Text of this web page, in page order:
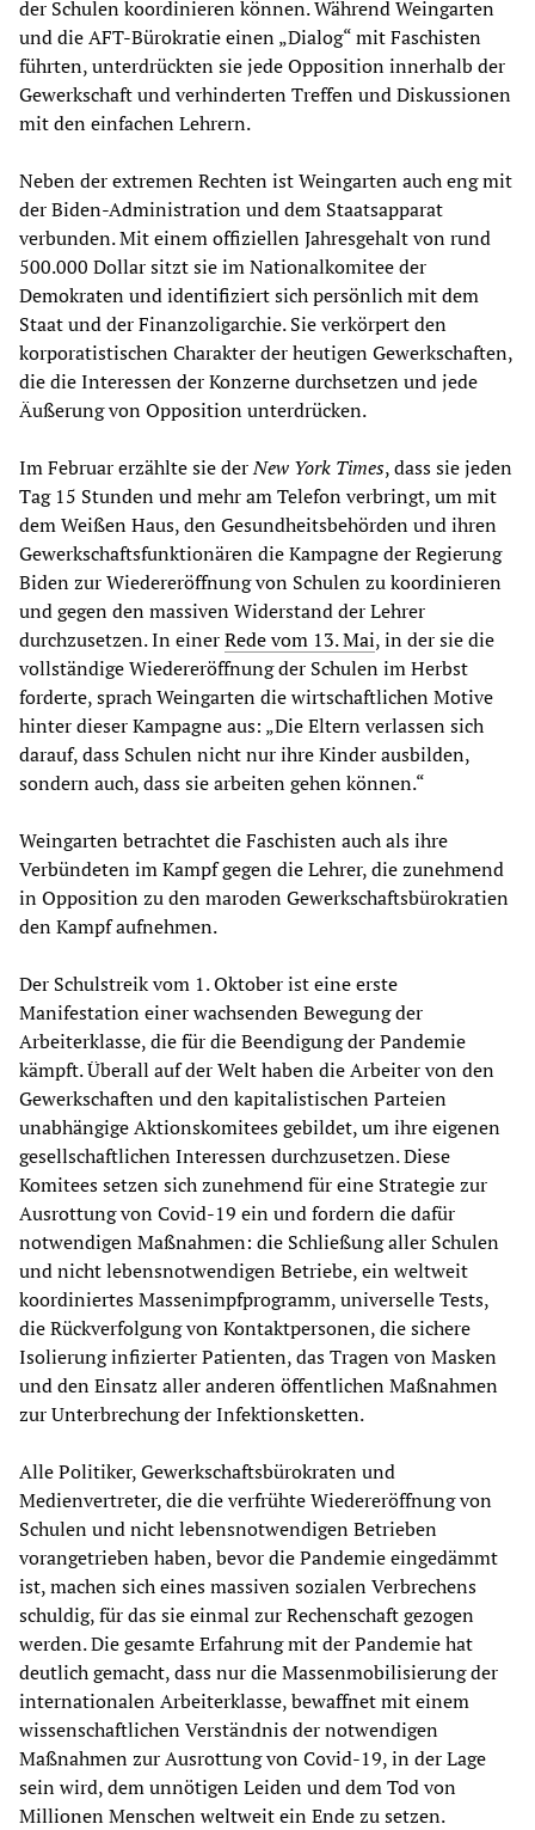
der Schulen koordinieren können. Während Weingarten
und die AFT-Bürokratie einen „Dialog“ mit Faschisten
führten, unterdrückten sie jede Opposition innerhalb der
Gewerkschaft und verhinderten Treffen und Diskussionen
mit den einfachen Lehrern.
Neben der extremen Rechten ist Weingarten auch eng mit
der Biden-Administration und dem Staatsapparat
verbunden. Mit einem offiziellen Jahresgehalt von rund
500.000 Dollar sitzt sie im Nationalkomitee der
Demokraten und identifiziert sich persönlich mit dem
Staat und der Finanzoligarchie. Sie verkörpert den
korporatistischen Charakter der heutigen Gewerkschaften,
die die Interessen der Konzerne durchsetzen und jede
Äußerung von Opposition unterdrücken.
Im Februar erzählte sie derNew York Times, dass sie jeden
Tag 15 Stunden und mehr am Telefon verbringt, um mit
dem Weißen Haus, den Gesundheitsbehörden und ihren
Gewerkschaftsfunktionären die Kampagne der Regierung
Biden zur Wiedereröffnung von Schulen zu koordinieren
und gegen den massiven Widerstand der Lehrer
durchzusetzen. In einerRede vom 13. Mai, in der sie die
vollständige Wiedereröffnung der Schulen im Herbst
forderte, sprach Weingarten die wirtschaftlichen Motive
hinter dieser Kampagne aus: „Die Eltern verlassen sich
darauf, dass Schulen nicht nur ihre Kinder ausbilden,
sondern auch, dass sie arbeiten gehen können.“
Weingarten betrachtet die Faschisten auch als ihre
Verbündeten im Kampf gegen die Lehrer, die zunehmend
in Opposition zu den maroden Gewerkschaftsbürokratien
den Kampf aufnehmen.
Der Schulstreik vom 1. Oktober ist eine erste
Manifestation einer wachsenden Bewegung der
Arbeiterklasse, die für die Beendigung der Pandemie
kämpft. Überall auf der Welt haben die Arbeiter von den
Gewerkschaften und den kapitalistischen Parteien
unabhängige Aktionskomitees gebildet, um ihre eigenen
gesellschaftlichen Interessen durchzusetzen. Diese
Komitees setzen sich zunehmend für eine Strategie zur
Ausrottung von Covid-19 ein und fordern die dafür
notwendigen Maßnahmen: die Schließung aller Schulen
und nicht lebensnotwendigen Betriebe, ein weltweit
koordiniertes Massenimpfprogramm, universelle Tests,
die Rückverfolgung von Kontaktpersonen, die sichere
Isolierung infizierter Patienten, das Tragen von Masken
und den Einsatz aller anderen öffentlichen Maßnahmen
zur Unterbrechung der Infektionsketten.
Alle Politiker, Gewerkschaftsbürokraten und
Medienvertreter, die die verfrühte Wiedereröffnung von
Schulen und nicht lebensnotwendigen Betrieben
vorangetrieben haben, bevor die Pandemie eingedämmt
ist, machen sich eines massiven sozialen Verbrechens
schuldig, für das sie einmal zur Rechenschaft gezogen
werden. Die gesamte Erfahrung mit der Pandemie hat
deutlich gemacht, dass nur die Massenmobilisierung der
internationalen Arbeiterklasse, bewaffnet mit einem
wissenschaftlichen Verständnis der notwendigen
Maßnahmen zur Ausrottung von Covid-19, in der Lage
sein wird, dem unnötigen Leiden und dem Tod von
Millionen Menschen weltweit ein Ende zu setzen.